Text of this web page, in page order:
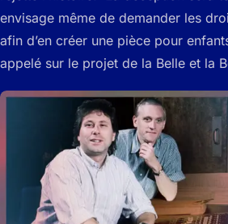
envisage même de demander les
afin d’en créer une pièce pour
appelé sur le projet de la Belle et la